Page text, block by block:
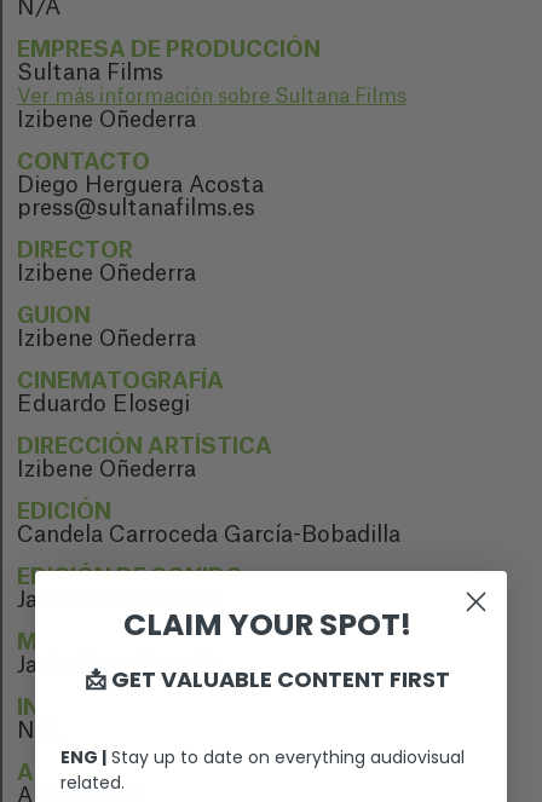
N/A
EMPRESA DE PRODUCCIÓN
Sultana Films
Ver más información sobre Sultana Films
Izibene Oñederra
CONTACTO
Diego Herguera Acosta
press@sultanafilms.es
DIRECTOR
Izibene Oñederra
GUION
Izibene Oñederra
CINEMATOGRAFÍA
Eduardo Elosegi
DIRECCIÓN ARTÍSTICA
Izibene Oñederra
EDICIÓN
Candela Carroceda García-Bobadilla
EDICIÓN DE SONIDO
Javier Ucar (Amsia)
MÚSICA
Javier Ucar (Amsia)
INTÉRPRETES
N/A
ANIMACIÓN
Alots Arregi
CLAIM YOUR SPOT!
📩 GET VALUABLE CONTENT FIRST
ENG | Stay up to date on everything audiovisual
related.